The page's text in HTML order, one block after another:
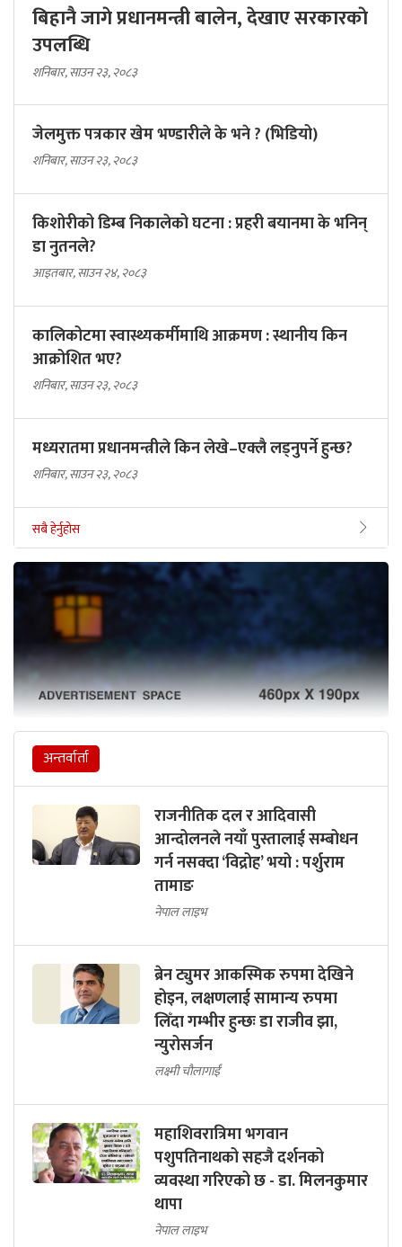
बिहानै जागे प्रधानमन्त्री बालेन, देखाए सरकारकाे
उपलब्धि
शनिबार, साउन २३, २०८३
जेलमुक्त पत्रकार खेम भण्डारीले के भने ? (भिडियो)
शनिबार, साउन २३, २०८३
किशोरीको डिम्ब निकालेको घटना : प्रहरी बयानमा के भनिन्
डा नुतनले?
आइतबार, साउन २४, २०८३
कालिकोटमा स्वास्थ्यकर्मीमाथि आक्रमण : स्थानीय किन
आक्रोशित भए?
शनिबार, साउन २३, २०८३
मध्यरातमा प्रधानमन्त्रीले किन लेखे–एक्लै लड्नुपर्ने हुन्छ?
शनिबार, साउन २३, २०८३
सबै हेर्नुहोस
अन्तर्वार्ता
राजनीतिक दल र आदिवासी
आन्दोलनले नयाँ पुस्तालाई सम्बोधन
गर्न नसक्दा ‘विद्रोह’ भयो : पर्शुराम
तामाङ
नेपाल लाइभ
ब्रेन ट्युमर आकस्मिक रुपमा देखिने
होइन, लक्षणलाई सामान्य रुपमा
लिँदा गम्भीर हुन्छः डा राजीव झा,
न्युरोसर्जन
लक्ष्मी चौलागाईं
महाशिवरात्रिमा भगवान
पशुपतिनाथको सहजै दर्शनको
व्यवस्था गरिएको छ - डा. मिलनकुमार
थापा
नेपाल लाइभ